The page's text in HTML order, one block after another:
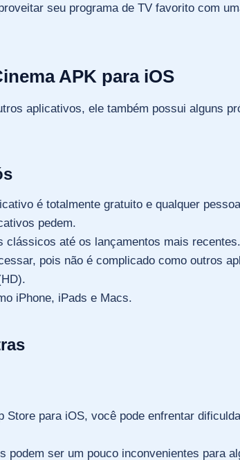
seu programa de TV favorito com
APK para iOS
aplicativos, ele também possui alguns
é totalmente gratuito e qualquer
pedem.
clássicos até os lançamentos mais recentes.
pois não é complicado como outros
iPhone, iPads e Macs.
para iOS, você pode enfrentar
ser um pouco inconvenientes para